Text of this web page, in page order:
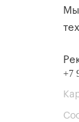
Мы
+7